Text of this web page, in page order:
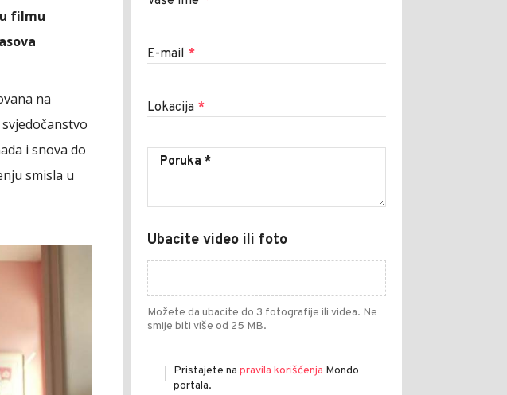
filmu
na
i snova do
smisla u
E-mail *
Lokacija *
Ubacite video ili foto
Možete da ubacite do 3 fotografije ili videa. Ne
smije biti više od 25 MB.
Pristajete na pravila korišćenja Mondo
portala.